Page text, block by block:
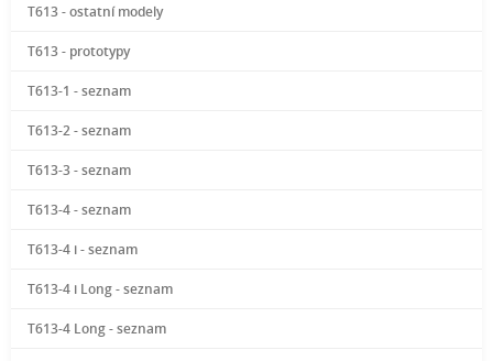
T613 - ostatní modely
T613 - prototypy
T613-1 - seznam
T613-2 - seznam
T613-3 - seznam
T613-4 - seznam
T613-4 i - seznam
T613-4 i Long - seznam
T613-4 Long - seznam